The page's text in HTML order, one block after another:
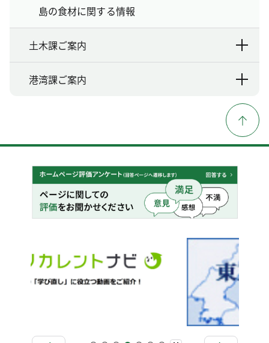
島の食材に関する情報
土木課ご案内
港湾課ご案内